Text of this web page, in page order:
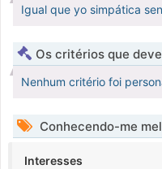
Igual que yo simpática
Os critérios que
Nenhum critério foi
Conhecendo-me
Interesses